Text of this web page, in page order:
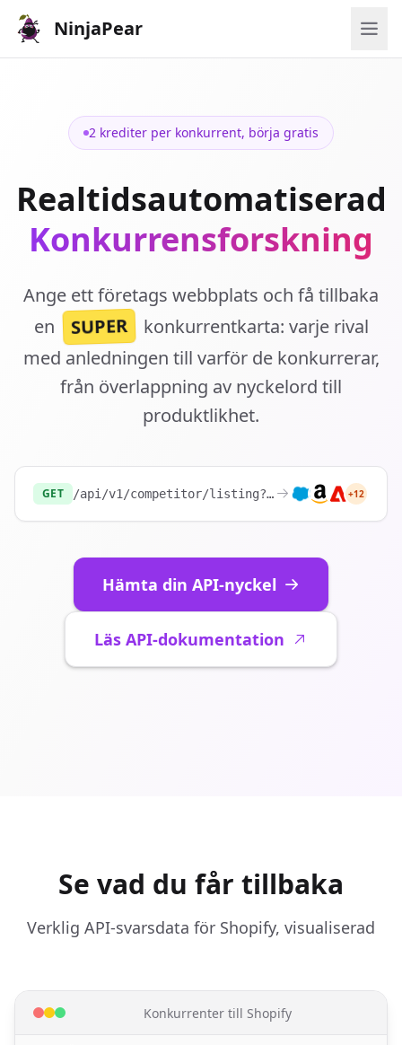
NinjaPear
2 krediter per konkurrent, börja gratis
Realtidsautomatiserad
Konkurrensforskning
Ange ett företags webbplats och få tillbaka
en
SUPER
konkurrentkarta: varje rival
med anledningen till varför de konkurrerar,
från överlappning av nyckelord till
produktlikhet.
GET /api/v1/competitor/listing?website= https://
+12
Hämta din API-nyckel
Läs API-dokumentation
Se vad du får tillbaka
Verklig API-svarsdata för Shopify, visualiserad
Konkurrenter till Shopify